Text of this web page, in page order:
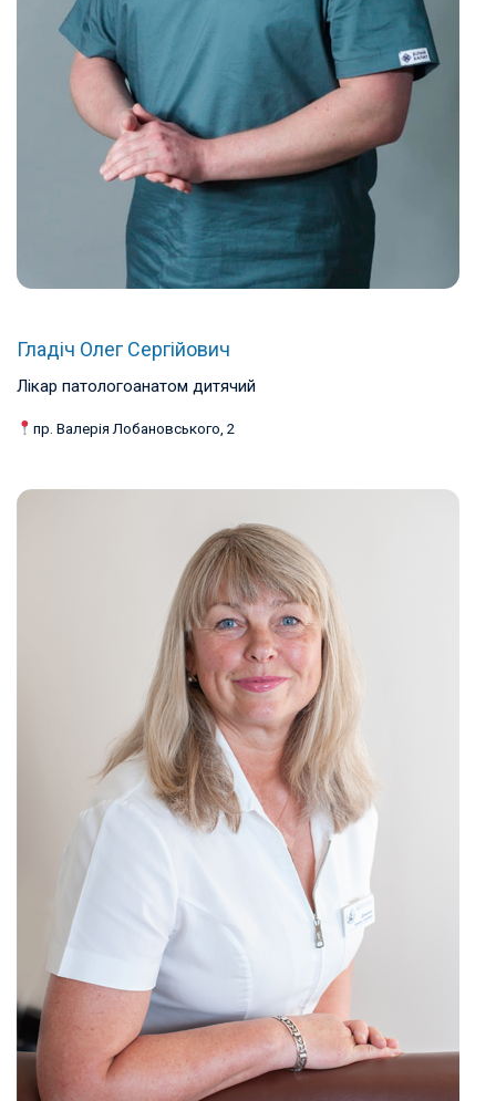
Гладіч Олег Сергійович
Лікар патологоанатом дитячий
пр. Валерія Лобановського, 2